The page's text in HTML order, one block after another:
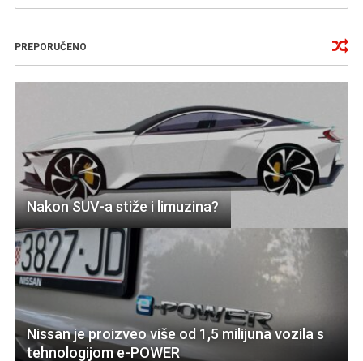
PREPORUČENO
Nakon SUV-a stiže i limuzina?
Nissan je proizveo više od 1,5 milijuna vozila s
tehnologijom e-POWER